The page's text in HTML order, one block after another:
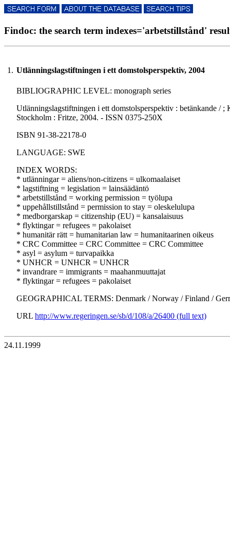
Findoc: the search term indexes='arbetstillstånd'
1. Utlänningslagstiftningen i ett domstolsperspektiv, 2004
BIBLIOGRAPHIC LEVEL: monograph series
Utlänningslagstiftningen i ett domstolsperspektiv : betänkande /
Stockholm : Fritze, 2004. - ISSN 0375-250X
ISBN 91-38-22178-0
LANGUAGE: SWE
INDEX WORDS:
* utlänningar = aliens/non-citizens = ulkomaalaiset
* lagstiftning = legislation = lainsäädäntö
* arbetstillstånd = working permission = työlupa
* uppehållstillstånd = permission to stay = oleskelulupa
* medborgarskap = citizenship (EU) = kansalaisuus
* flyktingar = refugees = pakolaiset
* humanitär rätt = humanitarian law = humanitaarinen oikeus
* CRC Committee = CRC Committee = CRC Committee
* asyl = asylum = turvapaikka
* UNHCR = UNHCR = UNHCR
* invandrare = immigrants = maahanmuuttajat
* flyktingar = refugees = pakolaiset
GEOGRAPHICAL TERMS: Denmark / Norway / Finland /
URL http://www.regeringen.se/sb/d/108/a/26400 (full text)
24.11.1999